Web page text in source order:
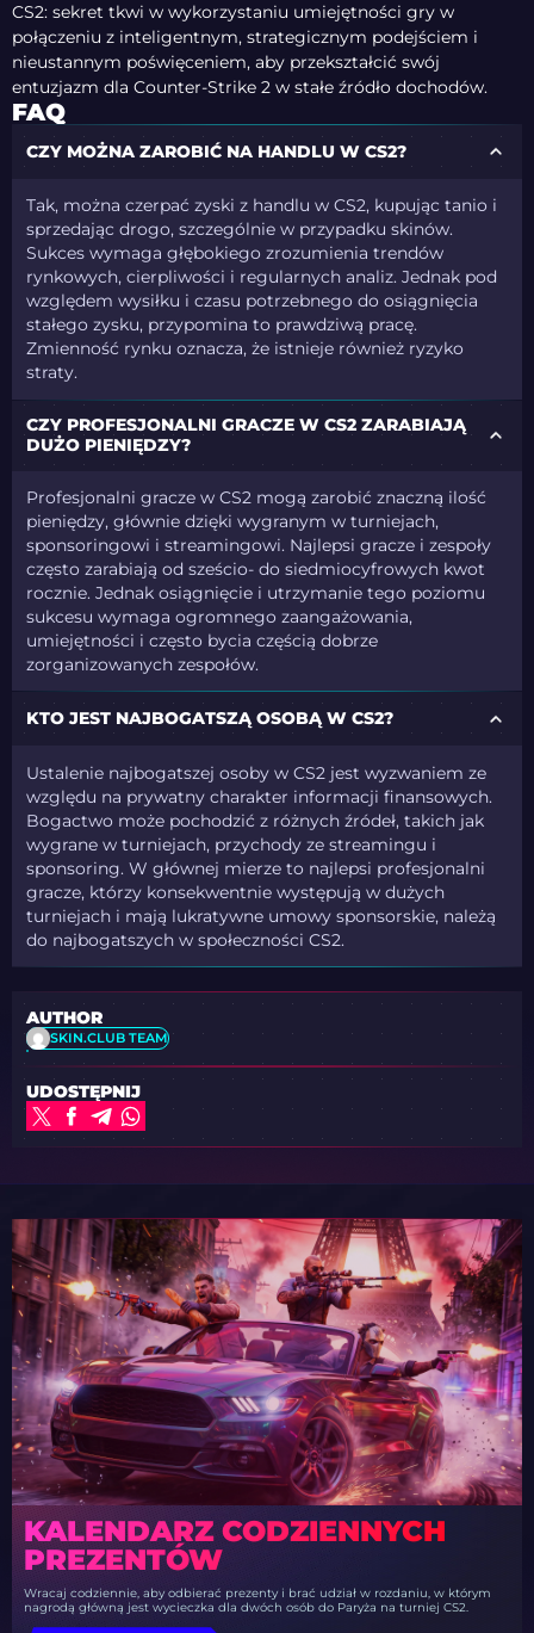
CS2: sekret tkwi w wykorzystaniu umiejętności gry w
połączeniu z inteligentnym, strategicznym podejściem i
nieustannym poświęceniem, aby przekształcić swój
entuzjazm dla Counter-Strike 2 w stałe źródło dochodów.
FAQ
CZY MOŻNA ZAROBIĆ NA HANDLU W CS2?
Tak, można czerpać zyski z handlu w CS2, kupując tanio i
sprzedając drogo, szczególnie w przypadku skinów.
Sukces wymaga głębokiego zrozumienia trendów
rynkowych, cierpliwości i regularnych analiz. Jednak pod
względem wysiłku i czasu potrzebnego do osiągnięcia
stałego zysku, przypomina to prawdziwą pracę.
Zmienność rynku oznacza, że ​​istnieje również ryzyko
straty.
CZY PROFESJONALNI GRACZE W CS2 ZARABIAJĄ
DUŻO PIENIĘDZY?
Profesjonalni gracze w CS2 mogą zarobić znaczną ilość
pieniędzy, głównie dzięki wygranym w turniejach,
sponsoringowi i streamingowi. Najlepsi gracze i zespoły
często zarabiają od sześcio- do siedmiocyfrowych kwot
rocznie. Jednak osiągnięcie i utrzymanie tego poziomu
sukcesu wymaga ogromnego zaangażowania,
umiejętności i często bycia częścią dobrze
zorganizowanych zespołów.
KTO JEST NAJBOGATSZĄ OSOBĄ W CS2?
Ustalenie najbogatszej osoby w CS2 jest wyzwaniem ze
względu na prywatny charakter informacji finansowych.
Bogactwo może pochodzić z różnych źródeł, takich jak
wygrane w turniejach, przychody ze streamingu i
sponsoring. W głównej mierze to najlepsi profesjonalni
gracze, którzy konsekwentnie występują w dużych
turniejach i mają lukratywne umowy sponsorskie, należą
do najbogatszych w społeczności CS2.
AUTHOR
SKIN.CLUB TEAM
UDOSTĘPNIJ
KALENDARZ CODZIENNYCH
PREZENTÓW
Wracaj codziennie, aby odbierać prezenty i brać udział w rozdaniu, w którym
nagrodą główną jest wycieczka dla dwóch osób do Paryża na turniej CS2.